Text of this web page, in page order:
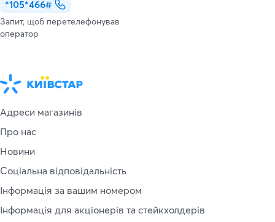
*105*466#
Запит, щоб перетелефонував
оператор
Адреси магазинів
Про нас
Новини
Соціальна відповідальність
Інформація за вашим номером
Інформація для акціонерів та стейкхолдерів